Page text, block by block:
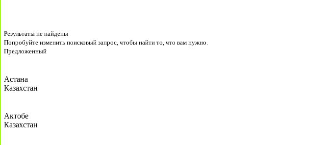
Результаты не найдены
Попробуйте изменить поисковый запрос, чтобы найти то, что вам нужно.
Предложенный
Астана
Казахстан
Актобе
Казахстан